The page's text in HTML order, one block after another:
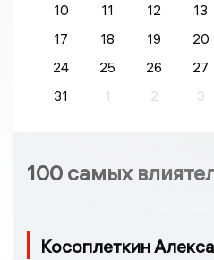
10
11 12 13
17
18 19 20
24
25 26 27
31
1 2 3
100 самых
Косоплеткин